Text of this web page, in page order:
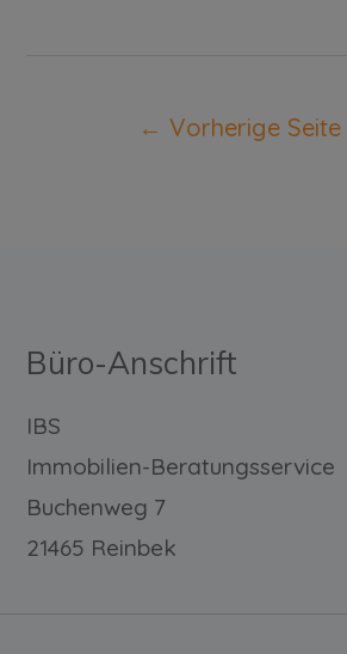
← Vorherige Seite
Büro-Anschrift
IBS
Immobilien-Beratungsservice
Buchenweg 7
21465 Reinbek